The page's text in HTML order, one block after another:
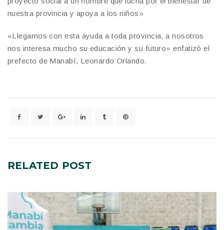
nuestra provincia y apoya a los niños»
«Llegamos con esta ayuda a toda provincia, a nosotros
nos interesa mucho su educación y su futuro» enfatizó el
prefecto de Manabí, Leonardo Orlando.
RELATED POST